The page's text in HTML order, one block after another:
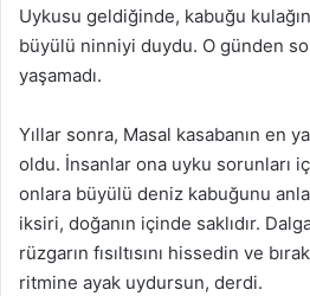
Uykusu geldiğinde, kabuğu
büyülü ninniyi duydu. O günden
yaşamadı.
Yıllar sonra, Masal kasabanın en
oldu. İnsanlar ona uyku sorunları
onlara büyülü deniz kabuğunu
iksiri, doğanın içinde saklıdır.
rüzgarın fısıltısını hissedin ve
ritmine ayak uydursun, derdi.